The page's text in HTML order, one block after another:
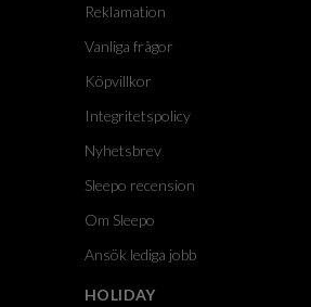
Reklamation
Vanliga frågor
Köpvillkor
Integritetspolicy
Nyhetsbrev
Sleepo recension
Om Sleepo
Ansök lediga jobb
HOLIDAY